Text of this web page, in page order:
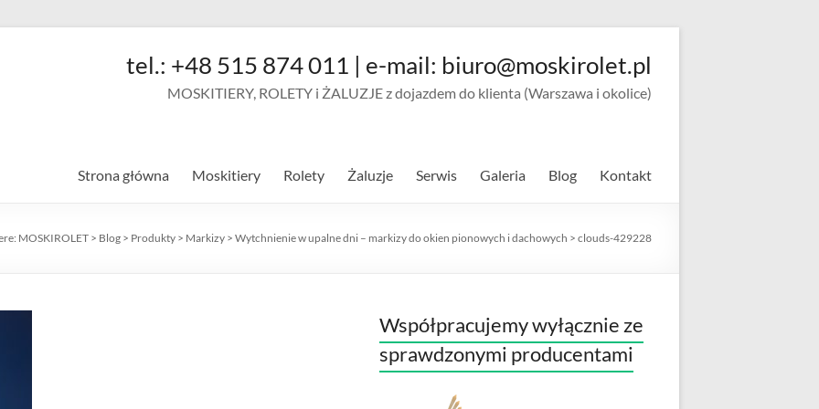
tel.: +48 515 874 011 | e-mail: biuro@moskirolet.pl
MOSKITIERY, ROLETY i ŻALUZJE z dojazdem do klienta (Warszawa i okolice)
Strona główna Moskitiery Rolety Żaluzje Serwis Galeria Blog Kontakt
MOSKIROLET > Blog > Produkty > Markizy > Wytchnienie w upalne dni – markizy do okien pionowych i dachowych > clouds-429228
Współpracujemy wyłącznie ze
sprawdzonymi producentami